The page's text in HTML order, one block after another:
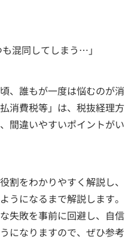
混同してしまう…」
、誰もが一度は悩むのが消
消費税等」は、税抜経理方
間違いやすいポイントがい
割をわかりやすく解説し、
うになるまで解説します。
失敗を事前に回避し、自信
になりますので、ぜひ参考